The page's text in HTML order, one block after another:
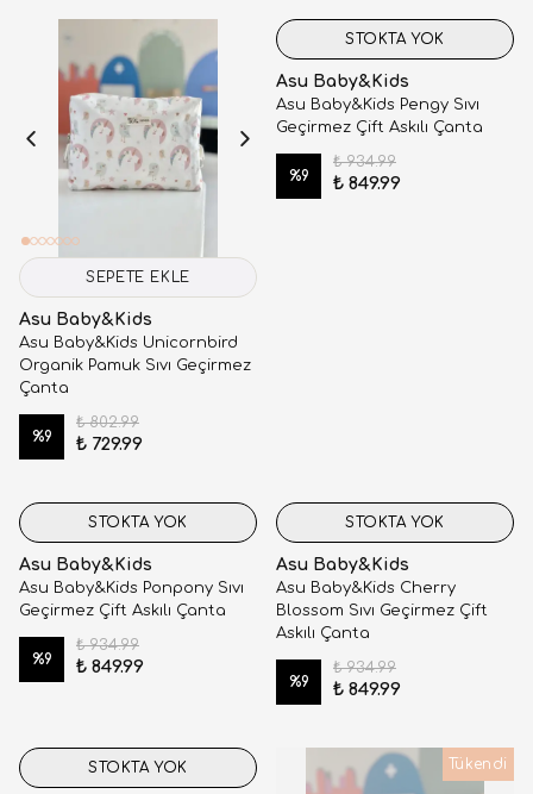
SEPETE EKLE
Asu Baby&Kids
Asu Baby&Kids Unicornbird
Organik Pamuk Sıvı Geçirmez
Çanta
%9
₺ 802.99
₺ 729.99
STOKTA YOK
Asu Baby&Kids
Asu Baby&Kids Pengy Sıvı
Geçirmez Çift Askılı Çanta
%9
₺ 934.99
₺ 849.99
STOKTA YOK
Asu Baby&Kids
Asu Baby&Kids Ponpony Sıvı
Geçirmez Çift Askılı Çanta
%9
₺ 934.99
₺ 849.99
STOKTA YOK
Asu Baby&Kids
Asu Baby&Kids Cherry
Blossom Sıvı Geçirmez Çift
Askılı Çanta
%9
₺ 934.99
₺ 849.99
STOKTA YOK Tükendi